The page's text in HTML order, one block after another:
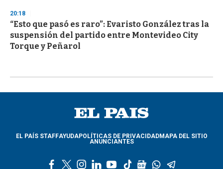
20:18
“Esto que pasó es raro”: Evaristo González tras la
suspensión del partido entre Montevideo City
Torque y Peñarol
EL PAÍS STAFFAYUDAPOLÍTICAS DE PRIVACIDADMAPA DEL SITIO
ANUNCIANTES
l
y
t
g
w